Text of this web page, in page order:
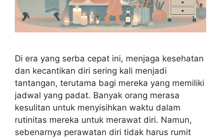
Di era yang serba cepat ini, menjaga kesehatan
dan kecantikan diri sering kali menjadi
tantangan, terutama bagi mereka yang memiliki
jadwal yang padat. Banyak orang merasa
kesulitan untuk menyisihkan waktu dalam
rutinitas mereka untuk merawat diri. Namun,
sebenarnya perawatan diri tidak harus rumit